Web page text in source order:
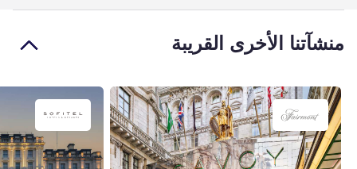
منشآتنا الأخرى القريبة